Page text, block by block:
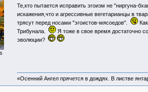
Те,кто пытается исправить эгоизм не "ниргуна-
искажения,что и агрессивные вегетарианцы в
трясут перед носами "эгоистов-мясоедов".
Как
Трибунала.
Я тоже в свое время достаточно
эволюции?
«Осенний Ангел прячется в дождях. В листве